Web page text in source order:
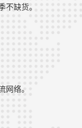
不缺货。
络。